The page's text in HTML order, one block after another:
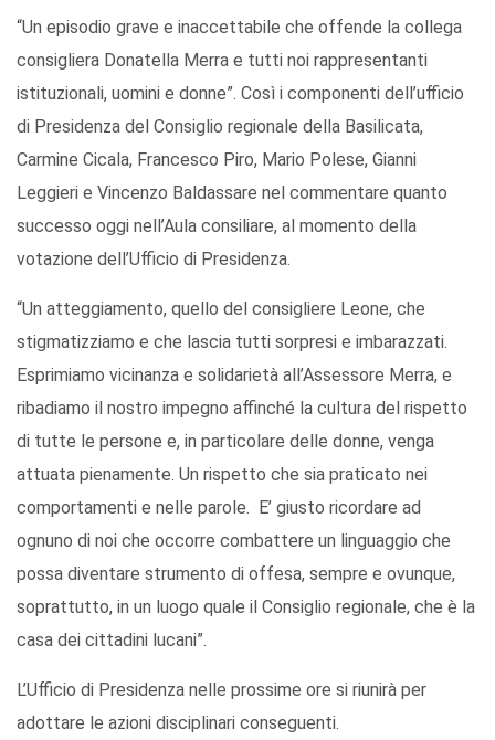
“Un episodio grave e inaccettabile che offende la collega
consigliera Donatella Merra e tutti noi rappresentanti
istituzionali, uomini e donne”. Così i componenti dell’ufficio
di Presidenza del Consiglio regionale della Basilicata,
Carmine Cicala, Francesco Piro, Mario Polese, Gianni
Leggieri e Vincenzo Baldassare nel commentare quanto
successo oggi nell’Aula consiliare, al momento della
votazione dell’Ufficio di Presidenza.
“Un atteggiamento, quello del consigliere Leone, che
stigmatizziamo e che lascia tutti sorpresi e imbarazzati.
Esprimiamo vicinanza e solidarietà all’Assessore Merra, e
ribadiamo il nostro impegno affinché la cultura del rispetto
di tutte le persone e, in particolare delle donne, venga
attuata pienamente. Un rispetto che sia praticato nei
comportamenti e nelle parole. E’ giusto ricordare ad
ognuno di noi che occorre combattere un linguaggio che
possa diventare strumento di offesa, sempre e ovunque,
soprattutto, in un luogo quale il Consiglio regionale, che è la
casa dei cittadini lucani”.
L’Ufficio di Presidenza nelle prossime ore si riunirà per
adottare le azioni disciplinari conseguenti.